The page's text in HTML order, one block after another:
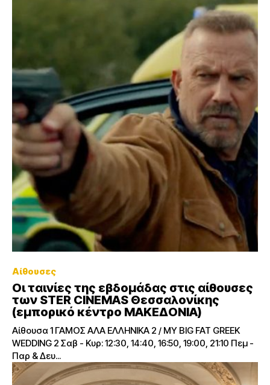
Αίθουσες
Οι ταινίες της εβδομάδας στις αίθουσες
των STER CINEMAS Θεσσαλονίκης
(εμπορικό κέντρο ΜΑΚΕΔΟΝΙΑ)
Αίθουσα 1 ΓΑΜΟΣ ΑΛΑ ΕΛΛΗΝΙΚΑ 2 / MY BIG FAT GREEK
WEDDING 2 Σαβ - Κυρ: 12:30, 14:40, 16:50, 19:00, 21:10 Πεμ -
Παρ & Δευ...